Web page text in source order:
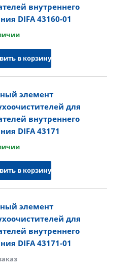
внутреннего
DIFA 43160-01
в корзину
элемент
для
внутреннего
DIFA 43171
в корзину
элемент
для
внутреннего
DIFA 43171-01